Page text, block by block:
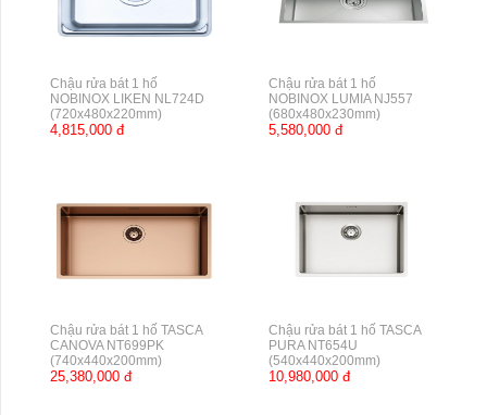
Chậu rửa bát 1 hố
NOBINOX LIKEN NL724D
(720x480x220mm)
4,815,000 đ
Chậu rửa bát 1 hố
NOBINOX LUMIA NJ557
(680x480x230mm)
5,580,000 đ
Chậu rửa bát 1 hố TASCA
CANOVA NT699PK
(740x440x200mm)
25,380,000 đ
Chậu rửa bát 1 hố TASCA
PURA NT654U
(540x440x200mm)
10,980,000 đ